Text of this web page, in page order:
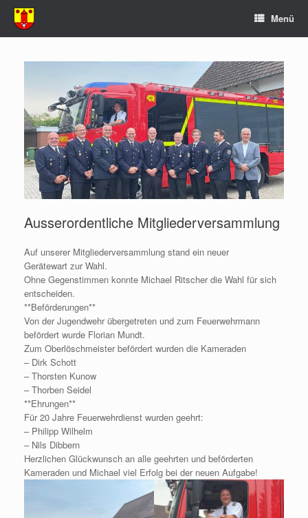
Zum
Inhalt
springen
Menü
Ausserordentliche Mitgliederversammlung
Auf unserer Mitgliederversammlung stand ein neuer
Gerätewart zur Wahl.
Ohne Gegenstimmen konnte Michael Ritscher die Wahl für sich
entscheiden.
**Beförderungen**
Von der Jugendwehr übergetreten und zum Feuerwehrmann
befördert wurde Florian Mundt.
Zum Oberlöschmeister befördert wurden die Kameraden
– Dirk Schott
– Thorsten Kunow
– Thorben Seidel
**Ehrungen**
Für 20 Jahre Feuerwehrdienst wurden geehrt:
– Philipp Wilhelm
– Nils Dibbern
Herzlichen Glückwunsch an alle geehrten und beförderten
Kameraden und Michael viel Erfolg bei der neuen Aufgabe!